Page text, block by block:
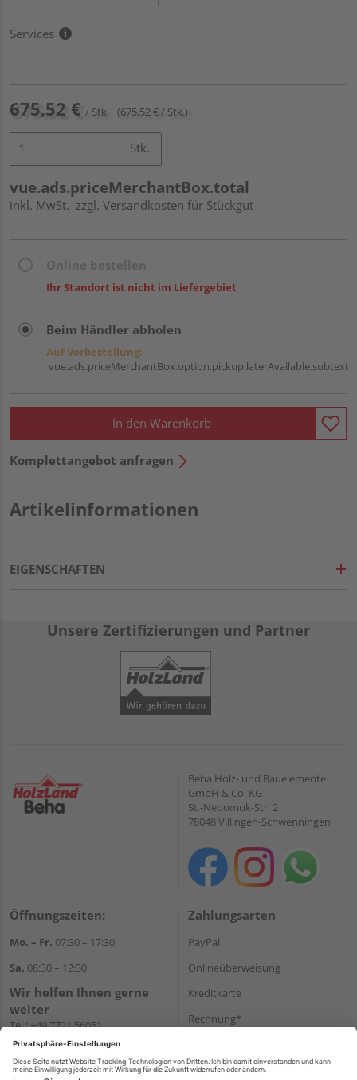
Services
675,52 € / Stk. (675,52 € / Stk.)
Stk.
vue.ads.priceMerchantBox.total
inkl. MwSt. zzgl. Versandkosten für Stückgut
Ihr Standort ist nicht im Liefergebiet
Beim Händler abholen
Auf Vorbestellung:
vue.ads.priceMerchantBox.option.pickup.laterAvailable.subtext
In den Warenkorb
Komplettangebot anfragen
Artikelinformationen
EIGENSCHAFTEN
Unsere Zertifizierungen und Partner
Beha Holz- und Bauelemente
GmbH & Co. KG
St.-Nepomuk-Str. 2
78048 Villingen-Schwenningen
Öffnungszeiten:
Mo. – Fr. 07:30 – 17:30
Sa. 08:30 – 12:30
Wir helfen Ihnen gerne
weiter
Tel.:+49 7721 56051
E-Mail:onlineshop@holzland-
Zahlungsarten
PayPal
Onlineüberweisung
Kreditkarte
Rechnung*
Versand